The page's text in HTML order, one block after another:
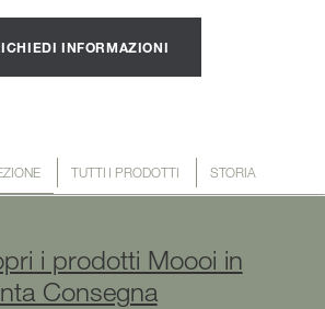
INFORMAZIONI
TUTTI I PRODOTTI STORIA
i prodotti Moooi in
Consegna